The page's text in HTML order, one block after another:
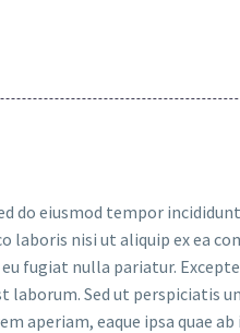
do eiusmod tempor
nisi ut aliquip ex ea
fugiat nulla pariatur.
Sed ut perspiciatis
aperiam, eaque ipsa quae